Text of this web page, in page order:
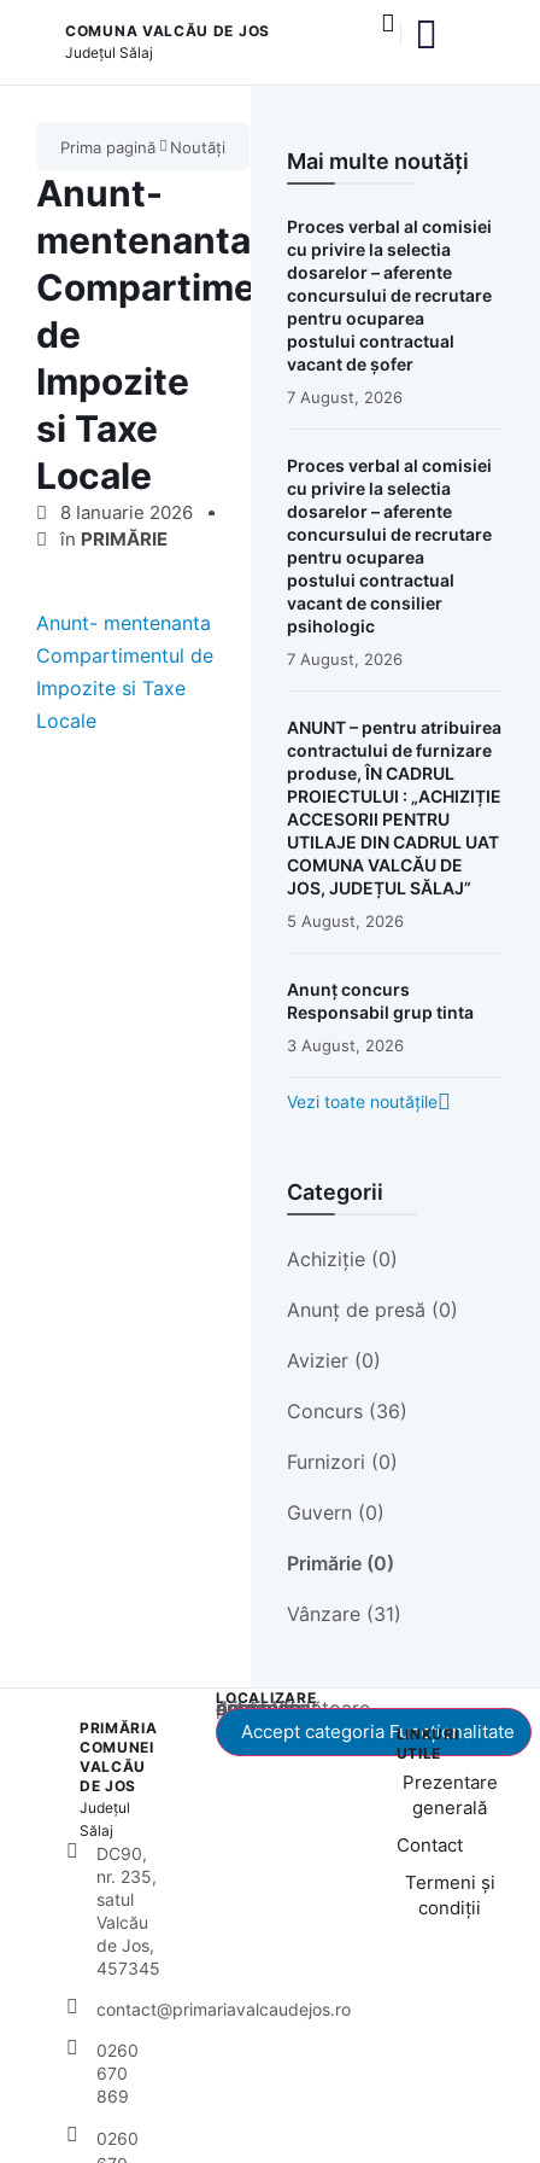
COMUNA VALCĂU DE JOS
Județul Sălaj
Prima pagină Noutăți
Anunt-
mentenanta
Compartimentul
de
Impozite
si Taxe
Locale
8 Ianuarie 2026
în PRIMĂRIE
Anunt- mentenanta
Compartimentul de
Impozite si Taxe
Locale
Mai multe noutăți
Proces verbal al comisiei
cu privire la selectia
dosarelor – aferente
concursului de recrutare
pentru ocuparea
postului contractual
vacant de șofer
7 August, 2026
Proces verbal al comisiei
cu privire la selectia
dosarelor – aferente
concursului de recrutare
pentru ocuparea
postului contractual
vacant de consilier
psihologic
7 August, 2026
ANUNT – pentru atribuirea
contractului de furnizare
produse, ÎN CADRUL
PROIECTULUI : „ACHIZIȚIE
ACCESORII PENTRU
UTILAJE DIN CADRUL UAT
COMUNA VALCĂU DE
JOS, JUDEȚUL SĂLAJ”
5 August, 2026
Anunț concurs
Responsabil grup tinta
3 August, 2026
Vezi toate noutățile
Categorii
Achiziție (0)
Anunț de presă (0)
Avizier (0)
Concurs (36)
Furnizori (0)
Guvern (0)
Primărie (0)
Vânzare (31)
PRIMĂRIA
COMUNEI
VALCĂU
DE JOS
Județul
Sălaj
DC90,
nr. 235,
satul
Valcău
de Jos,
457345
contact@primariavalcaudejos.ro
0260
670
869
0260
LOCALIZARE
Acest conținut este blocat până când acceptați categoria corespunzătoare de cookie-uri.
Accept categoria Funcționalitate
LINKURI
UTILE
Prezentare
generală
Contact
Termeni și
condiții